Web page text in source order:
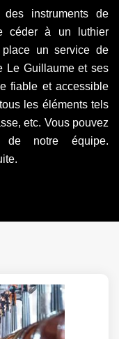
instruments de
céder à un luthier
un service de
Le Guillaume et ses
fiable et accessible
les éléments tels
etc. Vous pouvez
de notre équipe.